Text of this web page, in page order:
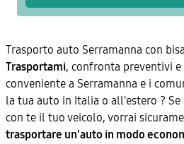
Trasporto auto Serramanna con
Trasportami, confronta preventivi
conveniente a Serramanna e i
la tua auto in Italia o all'estero ?
con te il tuo veicolo, vorrai
trasportare un'auto in modo